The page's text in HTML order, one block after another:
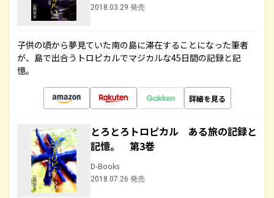
2018.03.29 発売
子供の頃から夢見ていた南の島に滞在することになった筆者
が、島で出合うトロピカルでマジカルな45日間の記録と記
憶。
詳細を見る
とろとろトロピカル ある旅の記録と
記憶。 第3巻
D-Books
2018.07.26 発売